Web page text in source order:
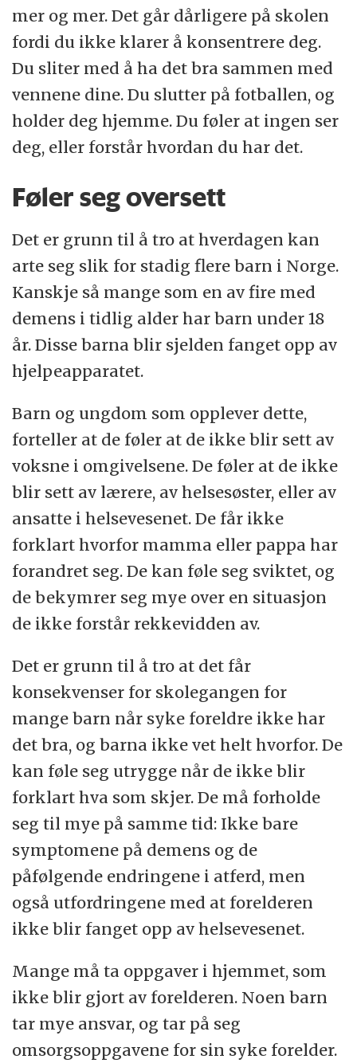
mer og mer. Det går dårligere på skolen
fordi du ikke klarer å konsentrere deg.
Du sliter med å ha det bra sammen med
vennene dine. Du slutter på fotballen, og
holder deg hjemme. Du føler at ingen ser
deg, eller forstår hvordan du har det.
Føler seg oversett
Det er grunn til å tro at hverdagen kan
arte seg slik for stadig flere barn i Norge.
Kanskje så mange som en av fire med
demens i tidlig alder har barn under 18
år. Disse barna blir sjelden fanget opp av
hjelpeapparatet.
Barn og ungdom som opplever dette,
forteller at de føler at de ikke blir sett av
voksne i omgivelsene. De føler at de ikke
blir sett av lærere, av helsesøster, eller av
ansatte i helsevesenet. De får ikke
forklart hvorfor mamma eller pappa har
forandret seg. De kan føle seg sviktet, og
de bekymrer seg mye over en situasjon
de ikke forstår rekkevidden av.
Det er grunn til å tro at det får
konsekvenser for skolegangen for
mange barn når syke foreldre ikke har
det bra, og barna ikke vet helt hvorfor. De
kan føle seg utrygge når de ikke blir
forklart hva som skjer. De må forholde
seg til mye på samme tid: Ikke bare
symptomene på demens og de
påfølgende endringene i atferd, men
også utfordringene med at forelderen
ikke blir fanget opp av helsevesenet.
Mange må ta oppgaver i hjemmet, som
ikke blir gjort av forelderen. Noen barn
tar mye ansvar, og tar på seg
omsorgsoppgavene for sin syke forelder.